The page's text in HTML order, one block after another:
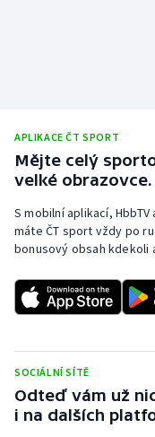
APLIKACE ČT SPORT
Mějte celý
velké obrazovce.
S mobilní aplikací,
máte ČT sport vždy po
bonusový obsah kdekoli
SOCIÁLNÍ SÍTĚ
Odteď vám už
i na dalších